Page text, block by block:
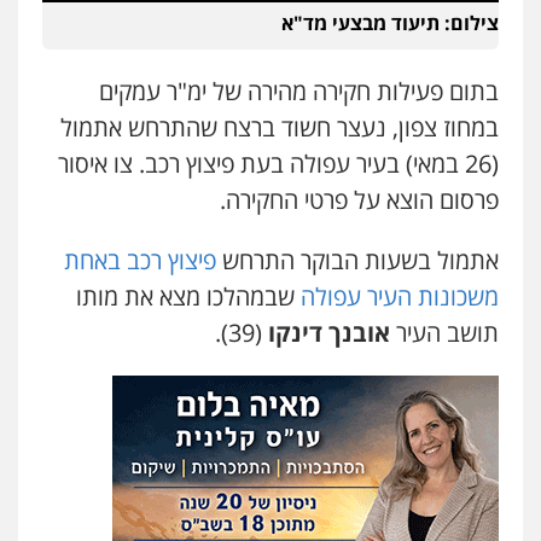
אייל בן שושן, עורך דין פלילי
פלילי מעצרים וחקירות
עו"ד שלומי שרון
פלילי צבאי מעצרים וחקירות
0547342002
עו"ד אלון קריטי
פלילי כלכלי אלימות סמים מעצרים
0525544654
עו"ד זוהר ארבל
פלילי פשיעה חמורה מעצרים וחקירות
קטינים
0538788878
צילום: תיעוד מבצעי מד"א
בתום פעילות חקירה מהירה של ימ"ר עמקים
במחוז צפון, נעצר חשוד ברצח שהתרחש אתמול
(26 במאי) בעיר עפולה בעת פיצוץ רכב. צו איסור
פרסום הוצא על פרטי החקירה.
אתמול בשעות הבוקר התרחש פיצוץ רכב באחת
משכונות העיר עפולה שבמהלכו מצא את מותו
תושב העיר אובנך דינקו (39).
שני אלגרבלי – משרד עורכי דין
פלילי עורכי דין לענייני אסירים
0507120031